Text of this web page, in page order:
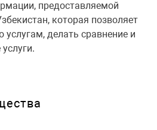
предоставляемой
которая позволяет
услугам, делать сравнение и